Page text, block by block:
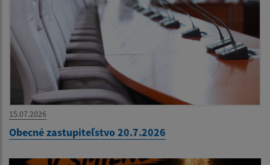
15.07.2026
Obecné zastupiteľstvo 20.7.2026